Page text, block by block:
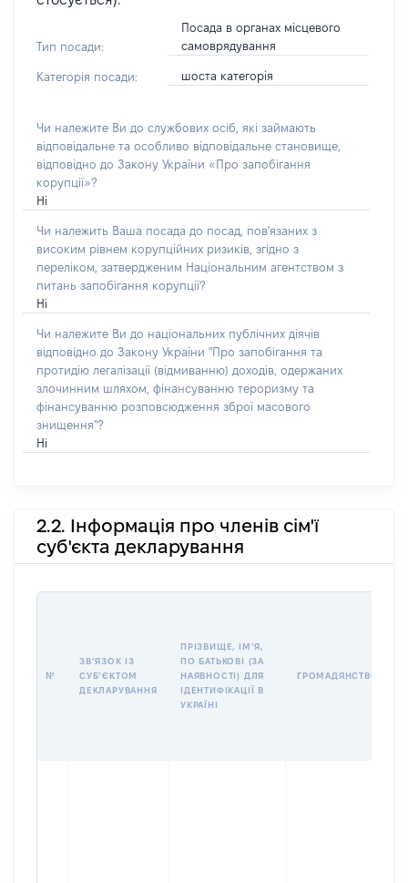
Тип посади:
Посада в органах місцевого
самоврядування
Категорія посади: шоста категорія
Чи належите Ви до службових осіб, які займають
відповідальне та особливо відповідальне становище,
відповідно до Закону України «Про запобігання
корупції»?
Ні
Чи належить Ваша посада до посад, пов'язаних з
високим рівнем корупційних ризиків, згідно з
переліком, затвердженим Національним агентством з
питань запобігання корупції?
Ні
Чи належите Ви до національних публічних діячів
відповідно до Закону України "Про запобігання та
протидію легалізації (відмиванню) доходів, одержаних
злочинним шляхом, фінансуванню тероризму та
фінансуванню розповсюдження зброї масового
знищення"?
Ні
2.2. Інформація про членів сім'ї
суб'єкта декларування
№
ЗВʼЯЗОК ІЗ
СУБʼЄКТОМ
ДЕКЛАРУВАННЯ
ПРІЗВИЩЕ, ІМʼЯ,
ПО БАТЬКОВІ (ЗА
НАЯВНОСТІ) ДЛЯ
ІДЕНТИФІКАЦІЇ В
УКРАЇНІ
ГРОМАДЯНСТВО